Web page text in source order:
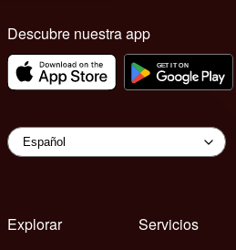
Descubre nuestra app
Explorar
Servicios